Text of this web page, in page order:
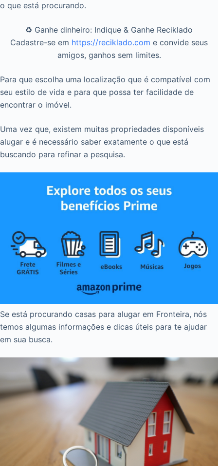
o que está procurando.
♻️ Ganhe dinheiro: Indique & Ganhe Reciklado
Cadastre-se em https://reciklado.com e convide seus
amigos, ganhos sem limites.
Para que escolha uma localização que é compatível com
seu estilo de vida e para que possa ter facilidade de
encontrar o imóvel.
Uma vez que, existem muitas propriedades disponíveis
alugar e é necessário saber exatamente o que está
buscando para refinar a pesquisa.
Se está procurando casas para alugar em Fronteira, nós
temos algumas informações e dicas úteis para te ajudar
em sua busca.